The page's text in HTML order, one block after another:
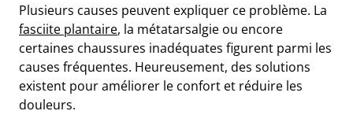
Plusieurs causes peuvent expliquer ce problème. La
fasciite plantaire, la métatarsalgie ou encore
certaines chaussures inadéquates figurent parmi les
causes fréquentes. Heureusement, des solutions
existent pour améliorer le confort et réduire les
douleurs.